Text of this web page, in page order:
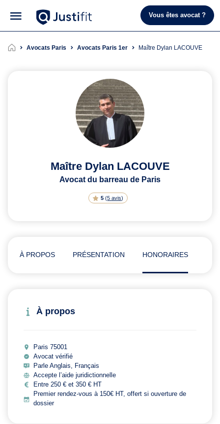
Vous êtes avocat ?
Avocats Paris Avocats Paris 1er Maître Dylan LACOUVE
Maître Dylan LACOUVE
Avocat du barreau de Paris
5(5 avis)
À PROPOS PRÉSENTATION HONORAIRES
À propos
Paris 75001
Avocat vérifié
Parle Anglais, Français
Accepte l’aide juridictionnelle
Entre 250 € et 350 € HT
Premier rendez-vous à 150€ HT, offert si ouverture de
dossier